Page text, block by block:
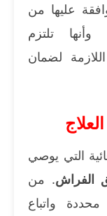
عليها من
تلتزم
لضمان
التي يوصي
الفراش. من
واتباع